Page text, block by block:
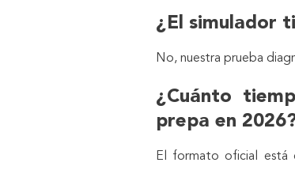
¿El simulador
No, nuestra prueba
¿Cuánto
prepa en
El formato oficial está